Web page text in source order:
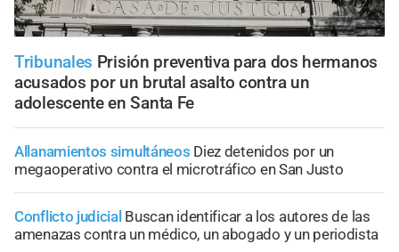
Tribunales Prisión preventiva para dos hermanos
acusados por un brutal asalto contra un
adolescente en Santa Fe
Allanamientos simultáneos Diez detenidos por un
megaoperativo contra el microtráfico en San Justo
Conflicto judicial Buscan identificar a los autores de las
amenazas contra un médico, un abogado y un periodista